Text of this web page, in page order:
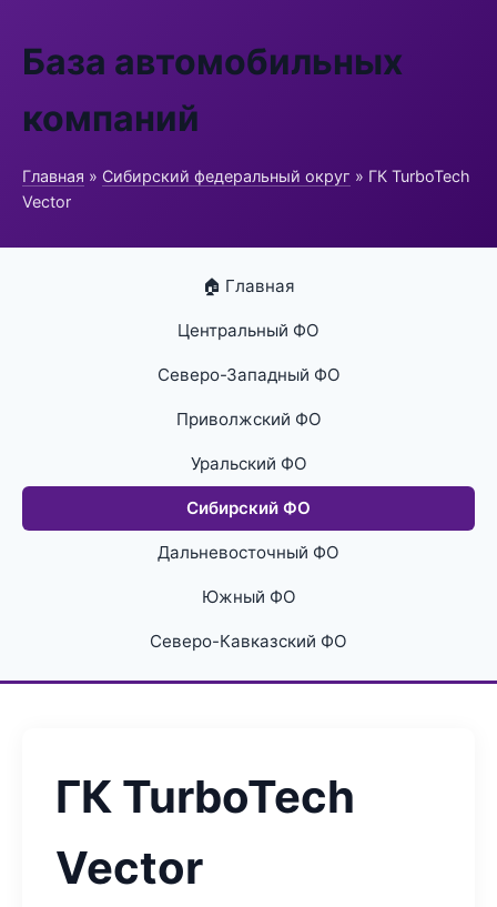
База автомобильных
компаний
Главная » Сибирский федеральный округ » ГК TurboTech
Vector
🏠 Главная
Центральный ФО
Северо-Западный ФО
Приволжский ФО
Уральский ФО
Сибирский ФО
Дальневосточный ФО
Южный ФО
Северо-Кавказский ФО
ГК TurboTech
Vector